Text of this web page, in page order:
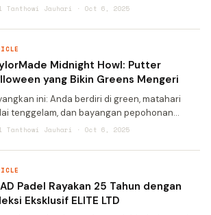
sudah membuat langkah strategis
Roi, startup ya
Tanthowi Jauhari · Oct 6, 2025
Midnight Howl: Putter
yang Bikin Greens Mengeri
ini: Anda berdiri di green, matahari
tenggelam, dan bayangan pepohonan
seperti jari-jari hantu. Dalam
adalah dentuman b
Tanthowi Jauhari · Oct 6, 2025
Padel Rayakan 25 Tahun dengan
Eksklusif ELITE LTD